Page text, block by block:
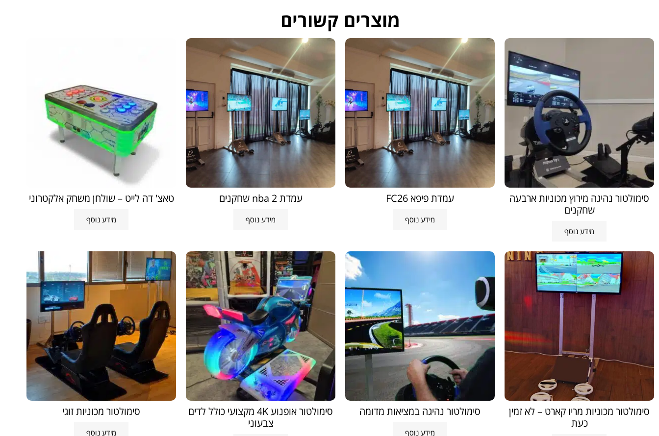
מוצרים קשורים
סימולטור נהיגה מירוץ מכוניות ארבעה
שחקנים
מידע נוסף
עמדת פיפא FC26
מידע נוסף
עמדת nba 2 שחקנים
מידע נוסף
טאצ' דה לייט – שולחן משחק אלקטרוני
מידע נוסף
סימולטור מכוניות מריו קארט – לא זמין
כעת
סימולטור נהיגה במציאות מדומה
מידע נוסף
סימולטור אופנוע 4K מקצועי כולל לדים
צבעוני
סימולטור מכוניות זוגי
מידע נוסף